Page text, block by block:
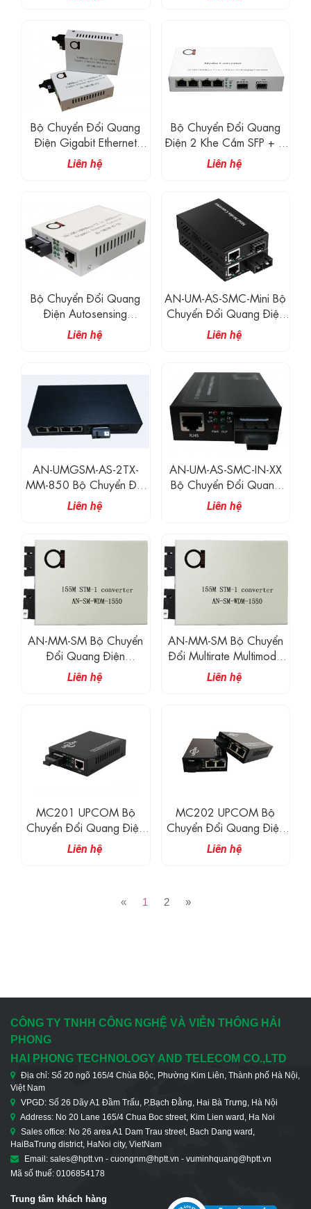
Bộ Chuyển Đổi Quang
Điện Gigabit Ethernet
WDM
Liên hệ
Bộ Chuyển Đổi Quang
Điện 2 Khe Cắm SFP + 4
Cổng 10/100/1000M
Liên hệ
Bộ Chuyển Đổi Quang
Điện Autosensing
10/100/1000
Liên hệ
AN-UM-AS-SMC-Mini Bộ
Chuyển Đổi Quang Điện
10/100/1000M Base-TX
Sang 1000Base-FX
Liên hệ
AN-UMGSM-AS-2TX-
MM-850 Bộ Chuyển Đổi
Quang Điện 1 Cổng
Quang + 2&4 Cổng
Liên hệ
AN-UM-AS-SMC-IN-XX
Bộ Chuyển Đổi Quang
Điện 10/100/1000M
Base-T UTP Sang 1000M
Liên hệ
AN-MM-SM Bộ Chuyển
Đổi Quang Điện
SingleMode-MultiMode
ATM/SDH 155 – 622
Liên hệ
AN-MM-SM Bộ Chuyển
Đổi Multirate Multimode
Sang Single Mode
10/100/1000M
Liên hệ
MC201 UPCOM Bộ
Chuyển Đổi Quang Điện
Sang Ethernet
10/100/1000M
Liên hệ
MC202 UPCOM Bộ
Chuyển Đổi Quang Điện
Sang Ethernet 2 Cổng
10/100/1000M
Liên hệ
« 1 2 »
CÔNG TY TNHH CÔNG NGHỆ VÀ VIỄN THÔNG HẢI
PHONG
HAI PHONG TECHNOLOGY AND TELECOM CO.,LTD
Địa chỉ: Số 20 ngõ 165/4 Chùa Bộc, Phường Kim Liên, Thành phố Hà Nội,
Việt Nam
VPGD: Số 26 Dãy A1 Đầm Trấu, P.Bạch Đằng, Hai Bà Trưng, Hà Nội
Address: No 20 Lane 165/4 Chua Boc street, Kim Lien ward, Ha Noi
Sales office: No 26 area A1 Dam Trau street, Bach Dang ward,
HaiBaTrung district, HaNoi city, VietNam
Email: sales@hptt.vn - cuongnm@hptt.vn - vuminhquang@hptt.vn
Mã số thuế: 0106854178
Trung tâm khách hàng